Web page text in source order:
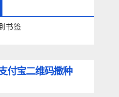
书签
付宝二维码撒种